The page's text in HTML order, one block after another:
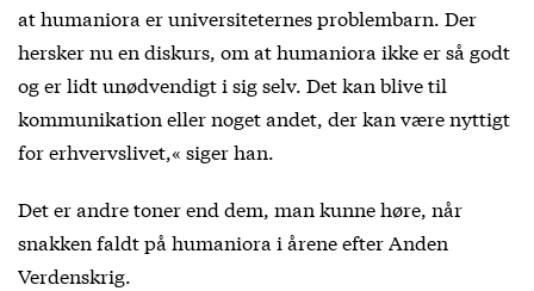
at humaniora er universiteternes problembarn. Der
hersker nu en diskurs, om at humaniora ikke er så godt
og er lidt unødvendigt i sig selv. Det kan blive til
kommunikation eller noget andet, der kan være nyttigt
for erhvervslivet,« siger han.
Det er andre toner end dem, man kunne høre, når
snakken faldt på humaniora i årene efter Anden
Verdenskrig.